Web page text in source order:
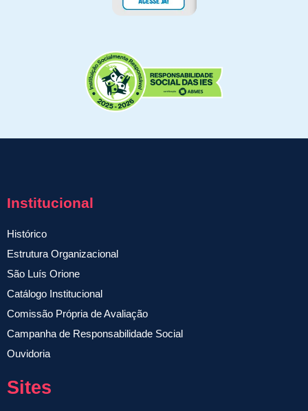
Institucional
Histórico
Estrutura Organizacional
São Luís Orione
Catálogo Institucional
Comissão Própria de Avaliação
Campanha de Responsabilidade Social
Ouvidoria
Sites